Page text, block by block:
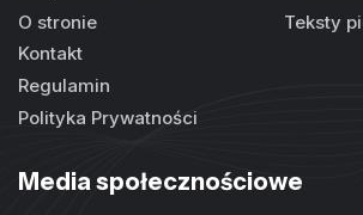
O stronie
Kontakt
Regulamin
Polityka Prywatności
Teksty
Media społecznościowe